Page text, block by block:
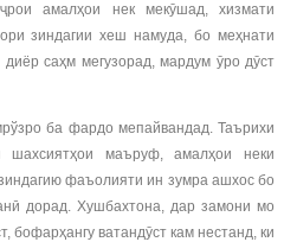
амалҳои нек мекӯшад, хизмати
зиндагии хеш намуда, бо меҳнати
саҳм мегузорад, мардум ӯро дӯст
ба фардо мепайвандад. Таърихи
маъруф, амалҳои неки
фаъолияти ин зумра ашхос бо
дорад. Хушбахтона, дар замони мо
бофарҳангу ватандӯст кам нестанд, ки